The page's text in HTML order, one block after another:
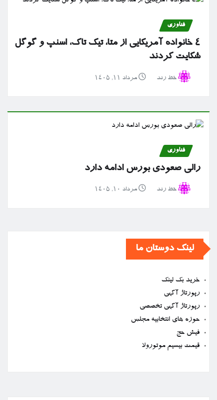
فناوری
۴ خانواده آمریکایی از متا، تیک تاک، اسنپ و گوگل
شکایت کردند
خط رند مرداد ۱۱, ۱۴۰۵
فناوری
رالی صعودی بورس ادامه دارد
خط رند مرداد ۱۰, ۱۴۰۵
لینک دوستان ما
خرید بک لینک
رپورتاژ آگهی
رپورتاژ آگهی تخصصی
حوزه های انتخابیه مجلس
فیش حج
قیمت بیسیم موتورولا